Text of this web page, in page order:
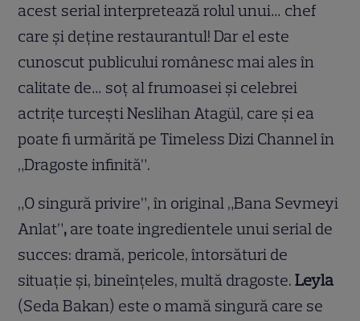
acest serial interpretează rolul unui… chef
care și deține restaurantul! Dar el este
cunoscut publicului românesc mai ales în
calitate de… soț al frumoasei și celebrei
actrițe turceștiNeslihan Atagül, care și ea
poate fi urmărită pe Timeless Dizi Channel în
„Dragoste infinită”.
„O singură privire”, în original „Bana Sevmeyi
Anlat”, are toate ingredientele unui serial de
succes: dramă, pericole, întorsături de
situație și, bineînțeles, multă dragoste.Leyla
(Seda Bakan) este o mamă singură care se